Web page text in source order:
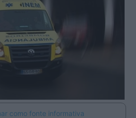
como fonte informativa